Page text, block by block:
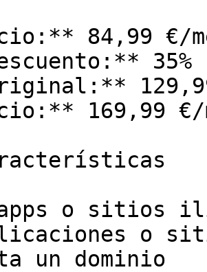
84,99 €/
169,99 €/
o sitios
o
un dominio